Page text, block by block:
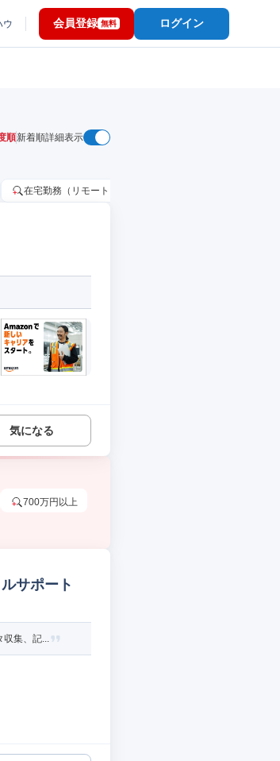
ウ 会員登録 無料 ログイン
順新着順詳細表示
在宅勤務（リモートワーク）OK
気になる
700万円以上
サポート
収集、記...